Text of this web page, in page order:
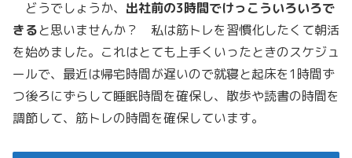
どうでしょうか、 出社前の3時間でけっこういろいろで
きると思いませんか？ 私は筋トレを習慣化したくて朝活
を始めました。これはとても上手くいったときのスケジュ
ールで、最近は帰宅時間が遅いので就寝と起床を1時間ず
つ後ろにずらして睡眠時間を確保し、散歩や読書の時間を
調節して、筋トレの時間を確保しています。